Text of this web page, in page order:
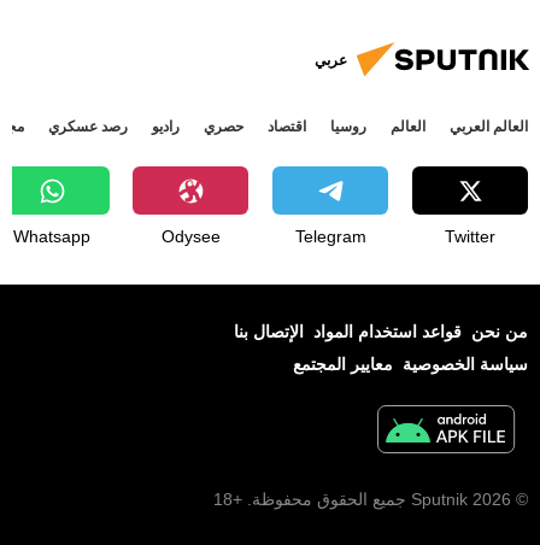
عربي
العالم العربي العالم روسيا اقتصاد حصري راديو رصد عسكري
Twitter
Telegram
Odysee
Whatsapp
من نحن قواعد استخدام المواد
الإتصال بنا
سياسة الخصوصية
معايير المجتمع
© 2026 Sputnik جميع الحقوق محفوظة. +18